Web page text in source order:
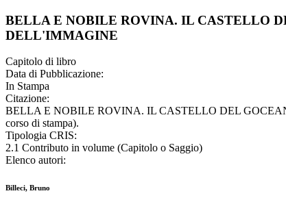
BELLA E NOBILE ROVINA. IL CASTELLO
DELL'IMMAGINE
Capitolo di libro
Data di Pubblicazione:
In Stampa
Citazione:
BELLA E NOBILE ROVINA. IL CASTELLO DEL
corso di stampa).
Tipologia CRIS:
2.1 Contributo in volume (Capitolo o Saggio)
Elenco autori:
Billeci, Bruno